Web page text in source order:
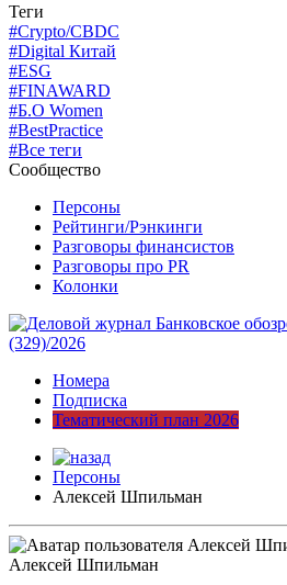
Теги
#Crypto/CBDC
#Digital Китай
#ESG
#FINAWARD
#Б.О Women
#BestPractice
#Все теги
Сообщество
Персоны
Рейтинги/Рэнкинги
Разговоры финансистов
Разговоры про PR
Колонки
Номера
Подписка
Тематический план 2026
Персоны
Алексей Шпильман
Алексей Шпильман